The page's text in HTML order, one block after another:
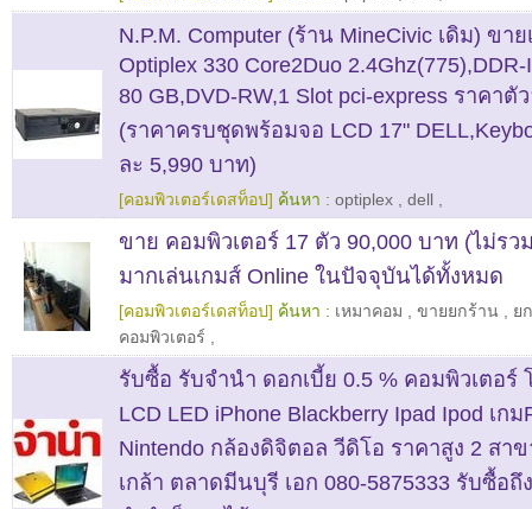
N.P.M. Computer (ร้าน MineCivic เดิม) ขาย
Optiplex 330 Core2Duo 2.4Ghz(775),DDR-
80 GB,DVD-RW,1 Slot pci-express ราคาตั
(ราคาครบชุดพร้อมจอ LCD 17"
ละ 5,990 บาท)
[คอมพิวเตอร์เดสท็อป] ค้นหา : optiplex dell
ขาย คอมพิวเตอร์ 17 ตัว 90,000 บาท (ไม่รว
มากเล่นเกมส์ Online ในปัจจุบันได้ทั้งหมด
[คอมพิวเตอร์เดสท็อป] ค้นหา : เหมาคอม ขายยกร้าน
ย
คอมพิวเตอร์
รับซื้อ รับจำนำ ดอกเบี้ย 0.5 % คอมพิวเตอร์
LCD LED iPhone Blackberry Ipad Ipod เกม
Nintendo กล้องดิจิตอล วีดิโอ ราคาสูง 2 สา
เกล้า ตลาดมีนบุรี เอก 080-5875333 รับซื้อถึ